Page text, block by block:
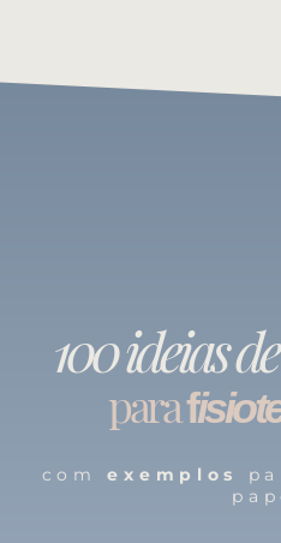
100 ideias de
paraf
comexemplos